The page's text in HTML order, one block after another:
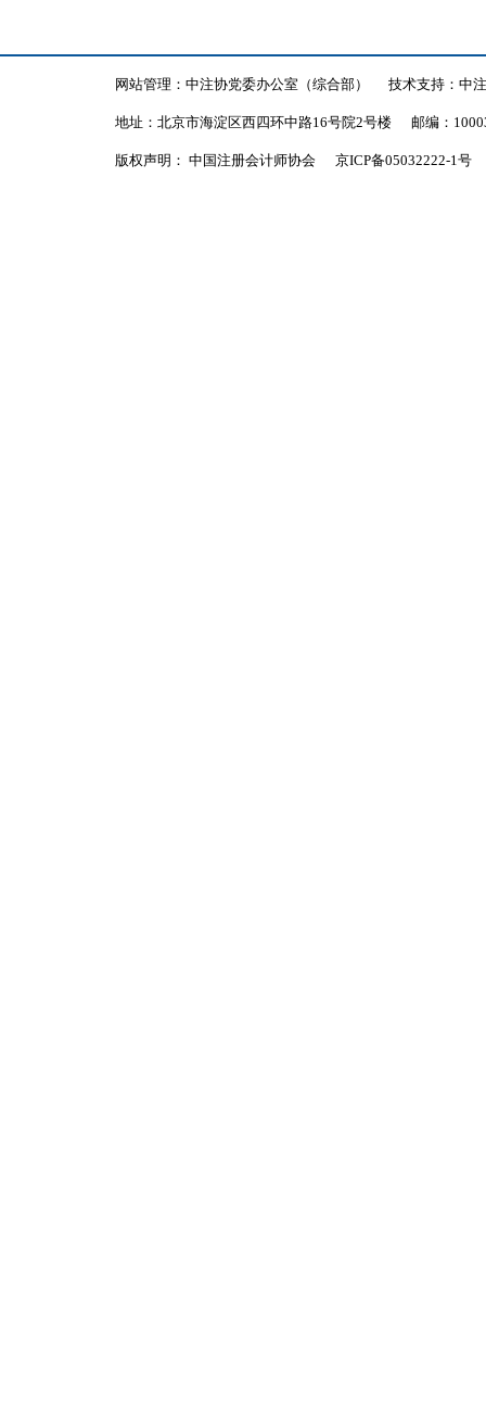
网站管理：中注协党委办公室（综合部） 技术支持：中
地址：北京市海淀区西四环中路16号院2号楼 邮编：
版权声明： 中国注册会计师协会 京ICP备05032222-1号